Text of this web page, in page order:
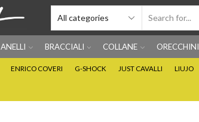
ANELLI BRACCIALI COLLANE ORECCHINI
ENRICO COVERI G-SHOCK JUST CAVALLI LIUJO